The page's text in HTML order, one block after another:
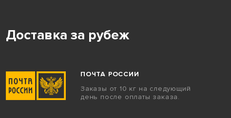
Доставка за рубеж
ПОЧТА РОССИИ
Заказы от 10 кг на следующий
день после оплаты заказа.